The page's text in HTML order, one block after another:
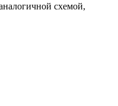
схемой,